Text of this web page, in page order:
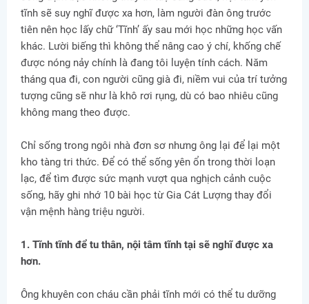
tĩnh sẽ suy nghĩ được xa hơn, làm người đàn ông trước
tiên nên học lấy chữ ‘Tĩnh’ ấy sau mới học những học vấn
khác. Lười biếng thì không thể nâng cao ý chí, khống chế
được nóng nảy chính là đang tôi luyện tính cách. Năm
tháng qua đi, con người cũng già đi, niềm vui của trí tưởng
tượng cũng sẽ như là khô rơi rụng, dù có bao nhiêu cũng
không mang theo được.
Chỉ sống trong ngôi nhà đơn sơ nhưng ông lại để lại một
kho tàng tri thức. Để có thể sống yên ổn trong thời loạn
lạc, để tìm được sức mạnh vượt qua nghịch cảnh cuộc
sống, hãy ghi nhớ 10 bài học từ Gia Cát Lượng thay đổi
vận mệnh hàng triệu người.
1. Tĩnh tĩnh để tu thân, nội tâm tĩnh tại sẽ nghĩ được xa
hơn.
Ông khuyên con cháu cần phải tĩnh mới có thể tu dưỡng